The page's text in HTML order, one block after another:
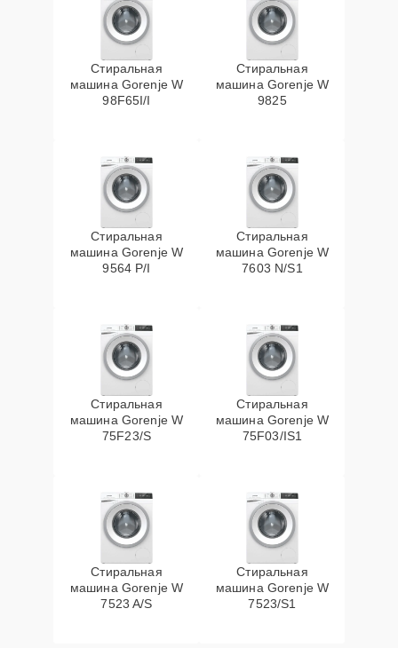
Стиральная
машина Gorenje W
98F65I/I
Стиральная
машина Gorenje W
9825
Стиральная
машина Gorenje W
9564 P/I
Стиральная
машина Gorenje W
7603 N/S1
Стиральная
машина Gorenje W
75F23/S
Стиральная
машина Gorenje W
75F03/IS1
Стиральная
машина Gorenje W
7523 A/S
Стиральная
машина Gorenje W
7523/S1